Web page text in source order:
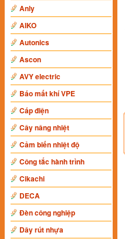
Anly
AIKO
Autonics
Ascon
AVY electric
Báo mất khí VPE
Cáp điện
Cây nâng nhiệt
Cảm biến nhiệt độ
Công tắc hành trình
Cikachi
DECA
Đèn công nghiệp
Dây rút nhựa